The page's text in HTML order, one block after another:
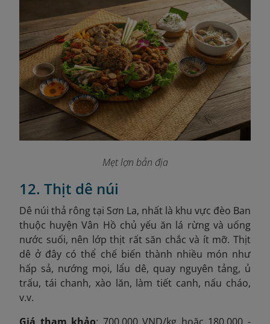
Mẹt lợn bản địa
12. Thịt dê núi
Dê núi thả rông tại Sơn La, nhất là khu vực đèo Ban
thuộc huyện Vân Hồ chủ yếu ăn lá rừng và uống
nước suối, nên lớp thịt rất săn chắc và ít mỡ. Thịt
dê ở đây có thể chế biến thành nhiều món như
hấp sả, nướng mọi, lẩu dê, quay nguyên tảng, ủ
trấu, tái chanh, xào lăn, làm tiết canh, nấu cháo,
v.v.